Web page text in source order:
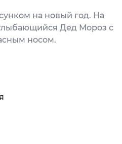
на новый год. На
Дед Мороз с
носом.